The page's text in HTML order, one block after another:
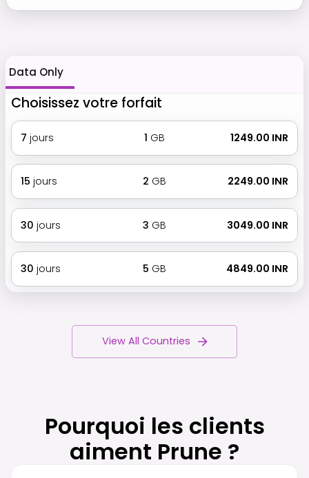
Data Only
Choisissez votre forfait
7 jours 1 GB ₹ 1249.00 INR
15 jours 2 GB ₹ 2249.00 INR
30 jours 3 GB ₹ 3049.00 INR
30 jours 5 GB ₹ 4849.00 INR
View All Countries
Pourquoi les clients
aiment Prune ?